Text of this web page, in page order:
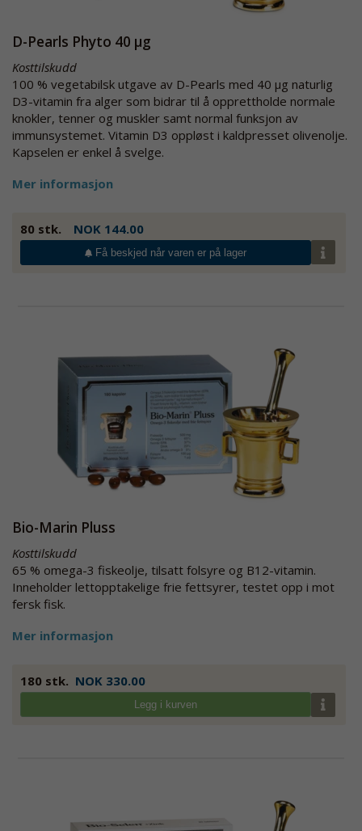
D-Pearls Phyto 40 µg
Kosttilskudd
100 % vegetabilsk utgave av D-Pearls med 40 µg naturlig
D3-vitamin fra alger som bidrar til å opprettholde normale
knokler, tenner og muskler samt normal funksjon av
immunsystemet. Vitamin D3 oppløst i kaldpresset olivenolje.
Kapselen er enkel å svelge.
Mer informasjon
80 stk. NOK 144.00
Få beskjed når varen er på lager
Bio-Marin Pluss
Kosttilskudd
65 % omega-3 fiskeolje, tilsatt folsyre og B12-vitamin.
Inneholder lettopptakelige frie fettsyrer, testet opp i mot
fersk fisk.
Mer informasjon
180 stk. NOK 330.00
Legg i kurven